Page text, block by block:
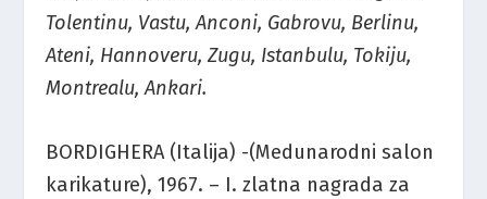
Tolentinu, Vastu, Anconi, Gabrovu, Berlinu,
Ateni, Hannoveru, Zugu, Istanbulu, Tokiju,
Montrealu, Ankari.
BORDIGHERA (Italija) -(Medunarodni salon
karikature), 1967. – I. zlatna nagrada za